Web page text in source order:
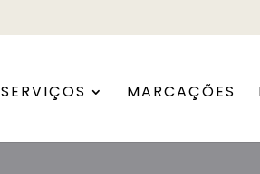
SERVIÇOS MARCAÇÕES